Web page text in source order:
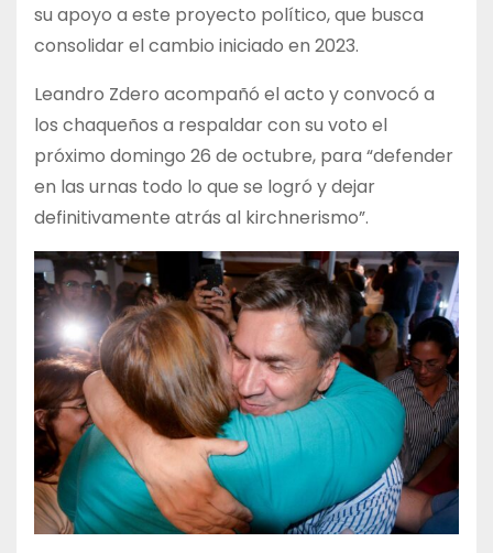
su apoyo a este proyecto político, que busca
consolidar el cambio iniciado en 2023.
Leandro Zdero acompañó el acto y convocó a
los chaqueños a respaldar con su voto el
próximo domingo 26 de octubre, para “defender
en las urnas todo lo que se logró y dejar
definitivamente atrás al kirchnerismo”.